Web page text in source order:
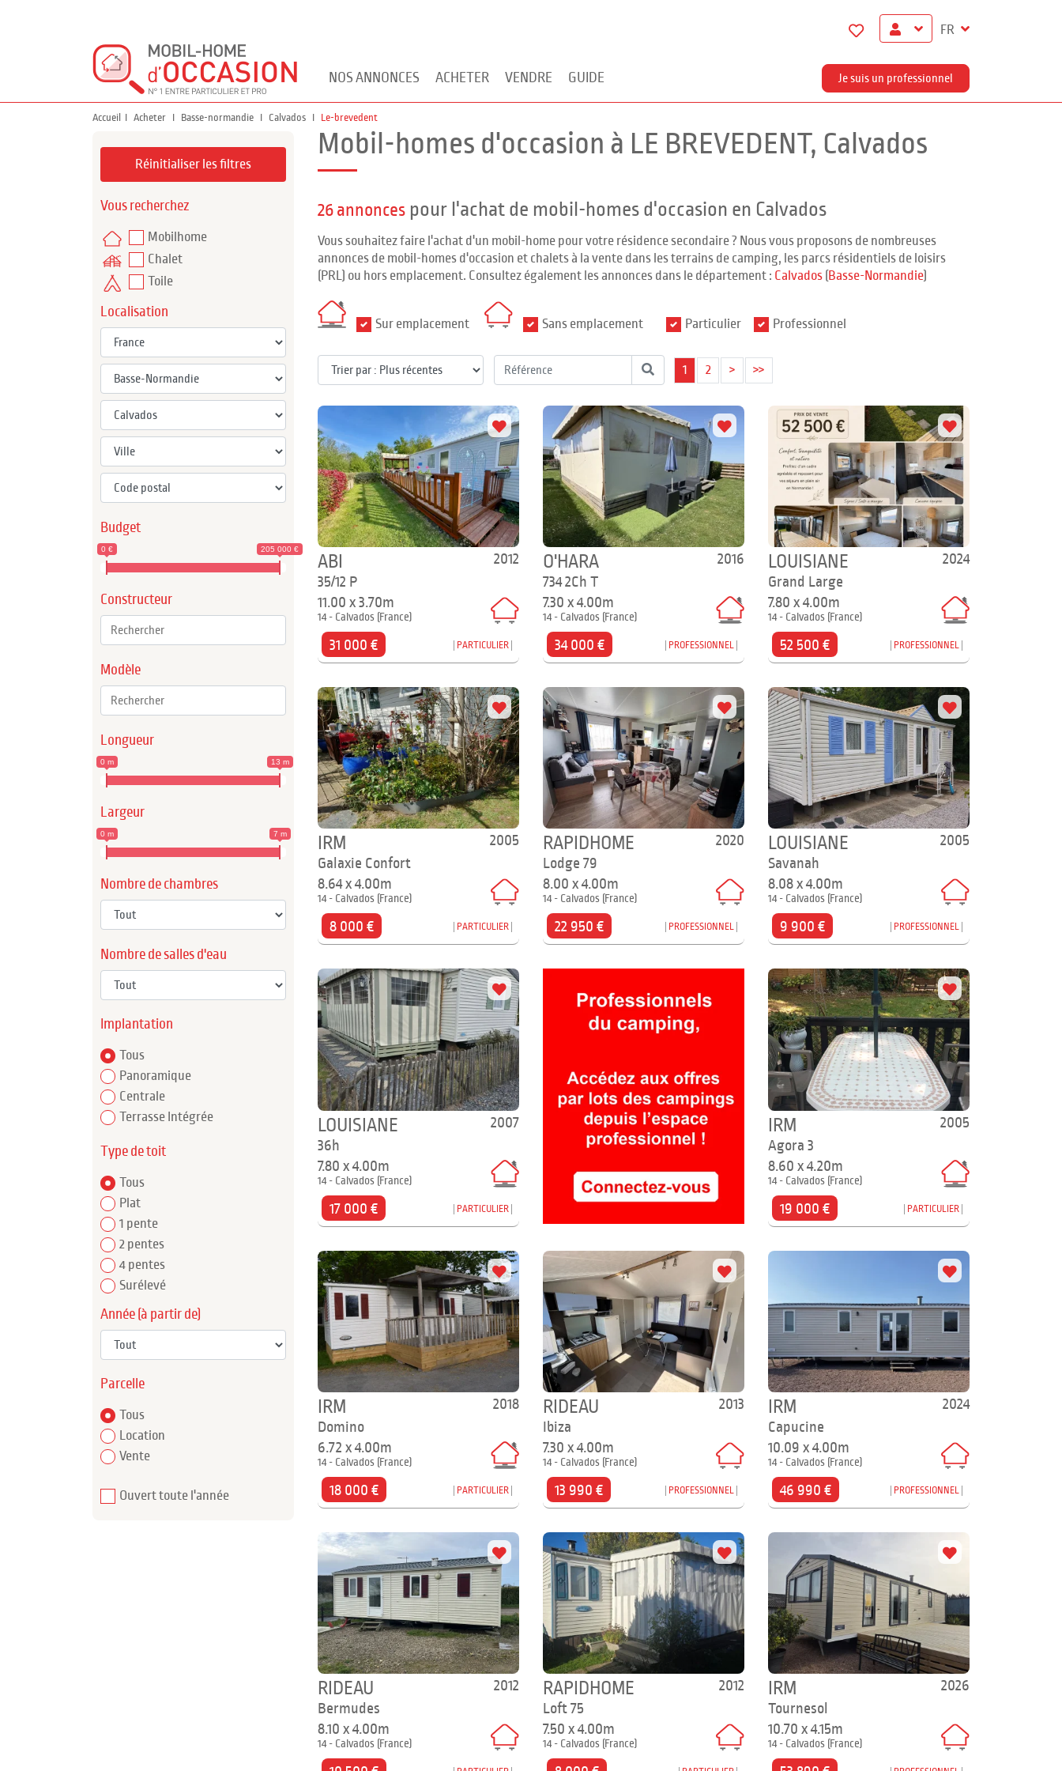
FR
NOS ANNONCES ACHETER VENDRE GUIDE Je suis un professionnel
Accueil Acheter Basse-normandie Calvados Le-brevedent
Réinitialiser les filtres
Vous recherchez
Mobilhome
Chalet
Toile
Localisation
Budget
0 € 205 000 €
Constructeur
Modèle
Longueur
0 m 13 m
Largeur
0 m 7 m
Nombre de chambres
Nombre de salles d'eau
Implantation
Tous
Panoramique
Centrale
Terrasse Intégrée
Type de toit
Tous
Plat
1 pente
2 pentes
4 pentes
Surélevé
Année (à partir de)
Parcelle
Tous
Location
Vente
Ouvert toute l'année
Mobil-homes d'occasion à LE BREVEDENT, Calvados
26 annonces pour l'achat de mobil-homes d'occasion en Calvados
Vous souhaitez faire l'achat d'un mobil-home pour votre résidence secondaire ? Nous vous proposons de nombreuses
annonces de mobil-homes d'occasion et chalets à la vente dans les terrains de camping, les parcs résidentiels de loisirs
(PRL) ou hors emplacement. Consultez également les annonces dans le département : Calvados (Basse-Normandie)
Sur emplacement Sans emplacement Particulier Professionnel
1 2 > >>
2012
ABI
35/12 P
11.00 x 3.70m
14 - Calvados (France)
31 000 € PARTICULIER
2016
O'HARA
734 2Ch T
7.30 x 4.00m
14 - Calvados (France)
34 000 € PROFESSIONNEL
2024
LOUISIANE
Grand Large
7.80 x 4.00m
14 - Calvados (France)
52 500 € PROFESSIONNEL
2005
IRM
Galaxie Confort
8.64 x 4.00m
14 - Calvados (France)
8 000 € PARTICULIER
2020
RAPIDHOME
Lodge 79
8.00 x 4.00m
14 - Calvados (France)
22 950 € PROFESSIONNEL
2005
LOUISIANE
Savanah
8.08 x 4.00m
14 - Calvados (France)
9 900 € PROFESSIONNEL
2007
LOUISIANE
36h
7.80 x 4.00m
14 - Calvados (France)
17 000 € PARTICULIER
2005
IRM
Agora 3
8.60 x 4.20m
14 - Calvados (France)
19 000 € PARTICULIER
2018
IRM
Domino
6.72 x 4.00m
14 - Calvados (France)
18 000 € PARTICULIER
2013
RIDEAU
Ibiza
7.30 x 4.00m
14 - Calvados (France)
13 990 € PROFESSIONNEL
2024
IRM
Capucine
10.09 x 4.00m
14 - Calvados (France)
46 990 € PROFESSIONNEL
2012
RIDEAU
Bermudes
8.10 x 4.00m
14 - Calvados (France)
2012
RAPIDHOME
Loft 75
7.50 x 4.00m
14 - Calvados (France)
2026
IRM
Tournesol
10.70 x 4.15m
14 - Calvados (France)